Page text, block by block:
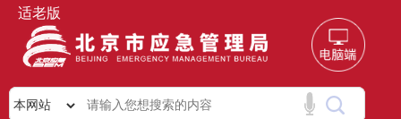
适老版